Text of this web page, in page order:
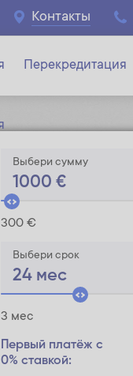
Контакты
Перекредитация
Выбери сумму
1000 €
300 €
Выбери срок
24 мес
3 мес
Первый платёж с
0% ставкой: